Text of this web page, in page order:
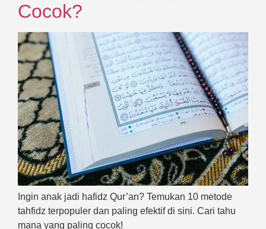
Cocok?
Ingin anak jadi hafidz Qur’an? Temukan 10 metode
tahfidz terpopuler dan paling efektif di sini. Cari tahu
mana yang paling cocok!